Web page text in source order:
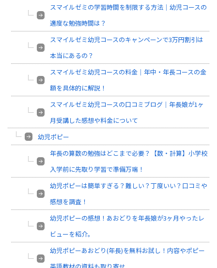
スマイルゼミの学習時間を制限する方法｜幼児コースの
適度な勉強時間は？
スマイルゼミ幼児コースのキャンペーンで3万円割引は
本当にあるの？
スマイルゼミ幼児コースの料金｜年中・年長コースの金
額を具体的に解説！
スマイルゼミ幼児コースの口コミブログ｜年長娘が1ヶ
月受講した感想や料金について
幼児ポピー
年長の算数の勉強はどこまで必要？【数・計算】小学校
入学前に先取り学習で準備万端！
幼児ポピーは簡単すぎる？難しい？丁度いい？口コミや
感想を調査！
幼児ポピーの感想！あおどりを年長娘が3ヶ月やったレ
ビューを紹介。
幼児ポピーあおどり(年長)を無料お試し！内容やポピー